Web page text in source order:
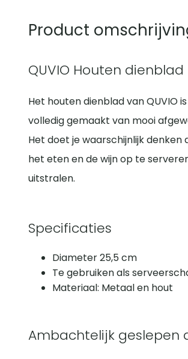
Product
QUVIO Houten
Het houten dienblad van QUVIO
volledig gemaakt van mooi
Het doet je waarschijnlijk denken
het eten en de wijn op te
uitstralen.
Specificaties
Diameter 25,5 cm
Te gebruiken als
Materiaal: Metaal en hout
Ambachtelijk geslepen